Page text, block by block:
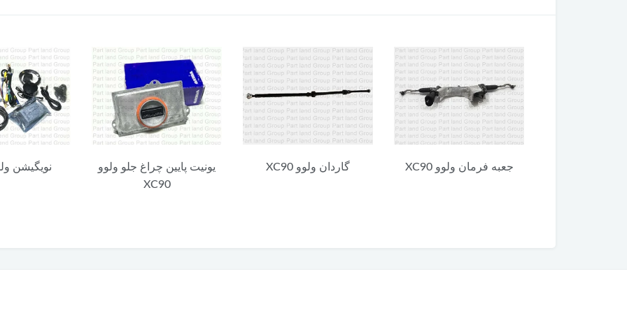
گاردان ولوو XC90
یونیت پایین چراغ جلو ولوو
نویگیشن ولوو XC90
هوزینگ